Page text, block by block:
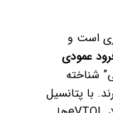
است و
عمودی
شناخته
با پتانسیل